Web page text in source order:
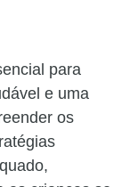
para
e uma
os